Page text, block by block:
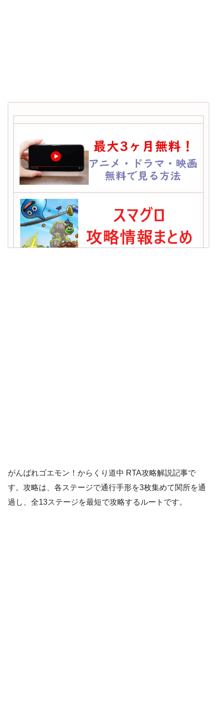
がんばれゴエモン！からくり道中 RTA攻略解説記事で
す。攻略は、各ステージで通行手形を3枚集めて関所を通
過し、全13ステージを最短で攻略するルートです。